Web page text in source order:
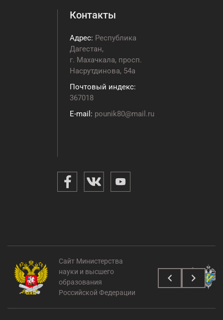
Контакты
Адрес: Республика
Дагестан,
г. Махачкала, просп.
Насрутдинова, 54а
Почтовый индекс:
367018
E-mail: pounik80@mail.ru
Сайт Министерства
науки и высшего
образования
Российской Федерации